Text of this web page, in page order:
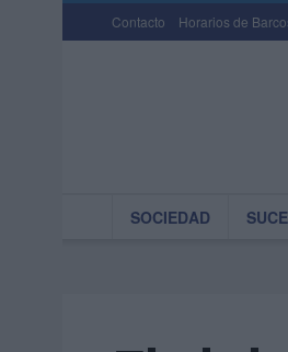
Contacto Horarios de
SOCIEDAD